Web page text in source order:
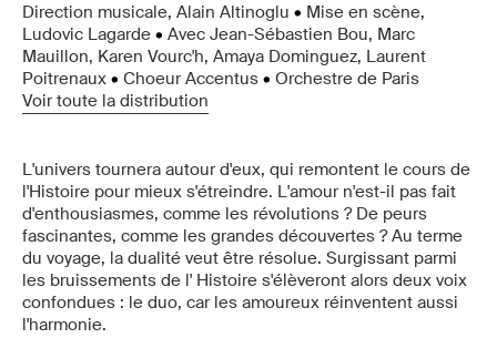
Direction musicale, Alain Altinoglu • Mise en scène,
Ludovic Lagarde • Avec Jean-Sébastien Bou, Marc
Mauillon, Karen Vourc'h, Amaya Dominguez, Laurent
Poitrenaux • Choeur Accentus • Orchestre de Paris
Voir toute la distribution
L'univers tournera autour d'eux, qui remontent le cours de
l'Histoire pour mieux s'étreindre. L'amour n'est-il pas fait
d'enthousiasmes, comme les révolutions ? De peurs
fascinantes, comme les grandes découvertes ? Au terme
du voyage, la dualité veut être résolue. Surgissant parmi
les bruissements de l' Histoire s'élèveront alors deux voix
confondues : le duo, car les amoureux réinventent aussi
l'harmonie.